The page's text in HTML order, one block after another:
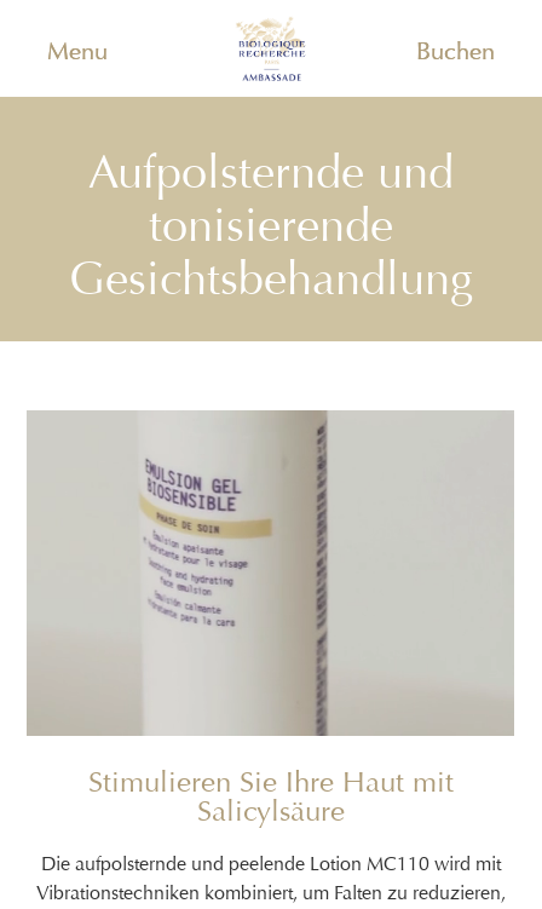
Menu Buchen
Aufpolsternde und
tonisierende
Gesichtsbehandlung
Stimulieren Sie Ihre Haut mit
Salicylsäure
Die aufpolsternde und peelende Lotion MC110 wird mit
Vibrationstechniken kombiniert, um Falten zu reduzieren,